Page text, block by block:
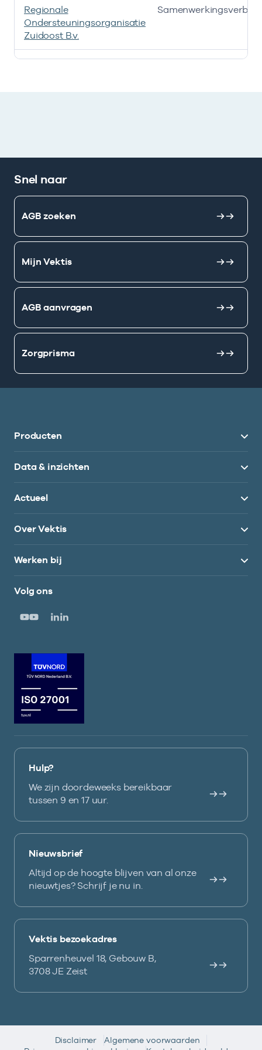
Deze onderneming heeft een relatie met de volgende
Regionale
Ondersteuningsorganisatie
Zuidoost B.v.
Snel naar
AGB zoeken
Mijn Vektis
AGB aanvragen
Zorgprisma
Producten
Data & inzichten
Actueel
Over Vektis
Werken bij
Volg ons
Hulp?
We zijn doordeweeks bereikbaar
tussen 9 en 17 uur.
Nieuwsbrief
Altijd op de hoogte blijven van al onze
nieuwtjes? Schrijf je nu in.
Vektis bezoekadres
Sparrenheuvel 18, Gebouw B,
3708 JE Zeist
Disclaimer
Algemene voorwaarden